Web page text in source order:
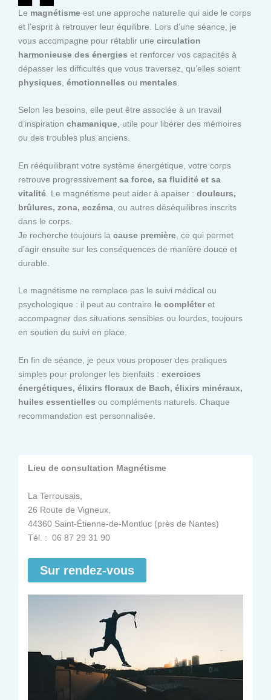
Le magnétisme est une approche naturelle qui aide le corps
et l’esprit à retrouver leur équilibre. Lors d’une séance, je
vous accompagne pour rétablir une circulation
harmonieuse des énergies et renforcer vos capacités à
dépasser les difficultés que vous traversez, qu’elles soient
physiques émotionnelles ou mentales
Selon les besoins, elle peut être associée à un travail
d’inspiration chamanique, utile pour libérer des mémoires
ou des troubles plus anciens.
En rééquilibrant votre système énergétique, votre corps
retrouve progressivement sa force, sa fluidité et sa
vitalité . Le magnétisme peut aider à apaiser : douleurs,
brûlures, zona, eczéma , ou autres déséquilibres inscrits
dans le corps.
Je recherche toujours la cause première , ce qui permet
d’agir ensuite sur les conséquences de manière douce et
durable.
Le magnétisme ne remplace pas le suivi médical ou
psychologique : il peut au contraire le compléteret
accompagner des situations sensibles ou lourdes, toujours
en soutien du suivi en place.
En fin de séance, je peux vous proposer des pratiques
simples pour prolonger les bienfaits : exercices
énergétiques, élixirs floraux de Bach, élixirs minéraux,
huiles essentielles ou compléments naturels. Chaque
recommandation est personnalisée.
Lieu de consultation Magnétisme
La Terrousais,
26 Route de Vigneux,
44360 Saint-Étienne-de-Montluc (près de Nantes)
Tél. : 06 87 29 31 90
Sur rendez-vous